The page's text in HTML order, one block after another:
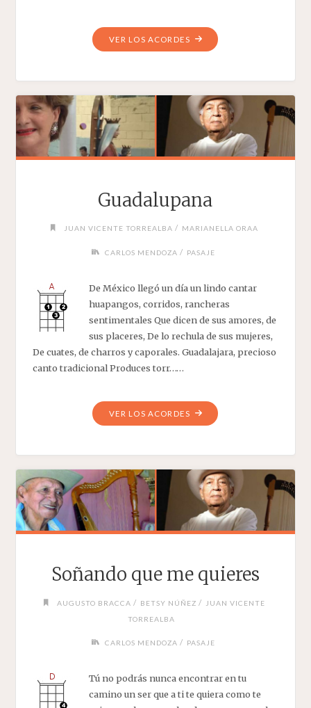
VER LOS ACORDES"ROSARIO"
Guadalupana
JUAN VICENTE TORREALBA / MARIANELLA ORAA
CARLOS MENDOZA / PASAJE
De México llegó un día un lindo cantar
huapangos, corridos, rancheras
sentimentales Que dicen de sus amores, de
sus placeres, De lo rechula de sus mujeres,
De cuates, de charros y caporales. Guadalajara, precioso
canto tradicional Produces torr……
VER LOS ACORDES"GUADALUPANA"
Soñando que me quieres
AUGUSTO BRACCA / BETSY NÚÑEZ /
JUAN VICENTE
TORREALBA
CARLOS MENDOZA / PASAJE
Tú no podrás nunca encontrar en tu
camino un ser que a ti te quiera como te